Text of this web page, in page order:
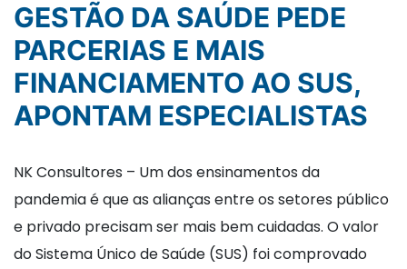
GESTÃO DA SAÚDE PEDE
PARCERIAS E MAIS
FINANCIAMENTO AO SUS,
APONTAM ESPECIALISTAS
NK Consultores – Um dos ensinamentos da
pandemia é que as alianças entre os setores público
e privado precisam ser mais bem cuidadas. O valor
do Sistema Único de Saúde (SUS) foi comprovado